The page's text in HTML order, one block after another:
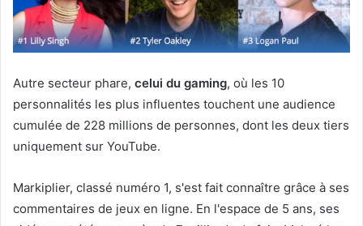
Autre secteur phare, celui du gaming, où les 10
personnalités les plus influentes touchent une audience
cumulée de 228 millions de personnes, dont les deux tiers
uniquement sur YouTube.
Markiplier, classé numéro 1, s'est fait connaître grâce à ses
commentaires de jeux en ligne. En l'espace de 5 ans, ses